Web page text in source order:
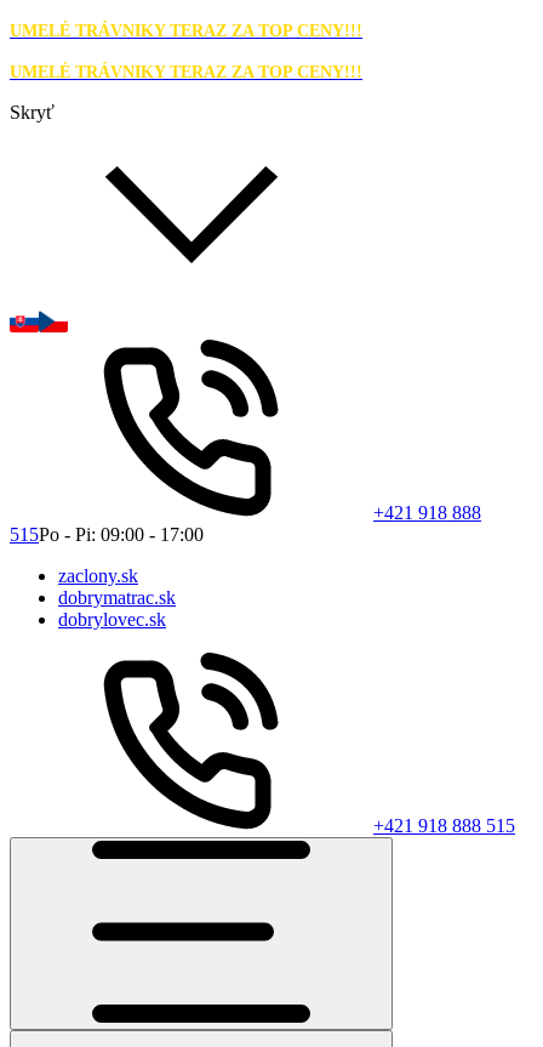
UMELÉ TRÁVNIKY TERAZ ZA TOP CENY!!!
UMELÉ TRÁVNIKY TERAZ ZA TOP CENY!!!
Skryť
+421 918 888
515Po - Pi: 09:00 - 17:00
zaclony.sk
dobrymatrac.sk
dobrylovec.sk
+421 918 888 515